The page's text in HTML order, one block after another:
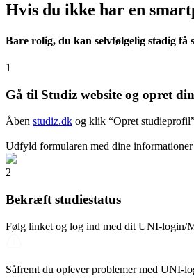
Hvis du ikke har en
Bare rolig, du kan selvfølgelig stadig få
1
Gå til Studiz website og opret
Åben studiz.dk og klik “Opret
Udfyld formularen med dine
2
Bekræft studiestatus
Følg linket og log ind med dit UNI-login/
Såfremt du oplever problemer med UNI-